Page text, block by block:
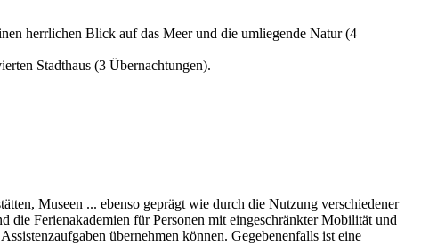
herrlichen Blick auf das Meer und die umliegende Natur (4
Stadthaus (3 Übernachtungen).
Museen ... ebenso geprägt wie durch die Nutzung verschiedener
die Ferienakademien für Personen mit eingeschränkter Mobilität und
übernehmen können. Gegebenenfalls ist eine